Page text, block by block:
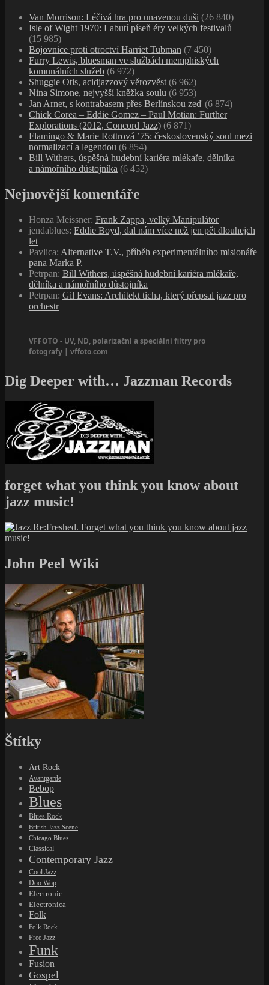
Van Morrison: Léčivá hra pro unavenou duši (26 840)
Isle of Wight 1970: Labutí píseň éry velkých festivalů
(15 985)
Bojovnice proti otroctví Harriet Tubman (7 450)
Furry Lewis, bluesman ve službách memphiských
komunálních služeb (6 972)
Shuggie Otis, acidjazzový věrozvěst (6 962)
Nina Simone, nejvyšší kněžka soulu (6 953)
Jan Arnet, s kontrabasem přes Berlínskou zeď (6 874)
Chick Corea – Eddie Gomez – Paul Motian: Further
Explorations (2012, Concord Jazz) (6 871)
Flamingo & Marie Rottrová ’75: československý soul mezi
normalizací a legendou (6 854)
Bill Withers, úspěšná hudební kariéra mlékaře, dělníka
a námořního důstojníka (6 452)
Nejnovější komentáře
Honza Meissner: Frank Zappa, velký Manipulátor
jendablues: Eddie Boyd, dal nám více než jen pět dlouhejch
let
Pavlica: Alternative T.V., příběh experimentálního misionáře
pana Marka P.
Petrpan: Bill Withers, úspěšná hudební kariéra mlékaře,
dělníka a námořního důstojníka
Petrpan: Gil Evans: Architekt ticha, který přepsal jazz pro
orchestr
VFFOTO - UV, ND, polarizační a speciální filtry pro
fotografy | vffoto.com
Dig Deeper with… Jazzman Records
forget what you think you know about
jazz music!
John Peel Wiki
Štítky
Art Rock
Avantgarde
Bebop
Blues
Blues Rock
British Jazz Scene
Chicago Blues
Classical
Contemporary Jazz
Cool Jazz
Doo Wop
Electronic
Electronica
Folk
Folk Rock
Free Jazz
Funk
Fusion
Gospel